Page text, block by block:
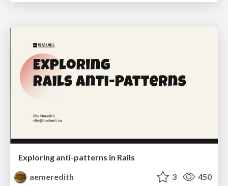
Exploring anti-patterns in Rails
aemeredith
3 450